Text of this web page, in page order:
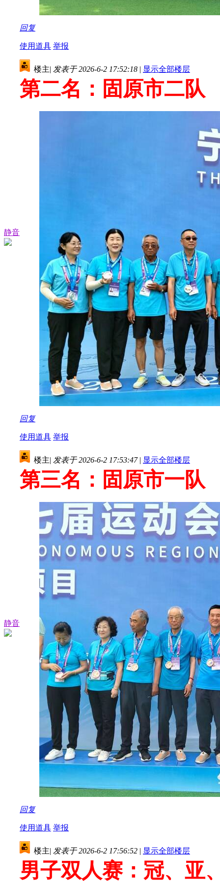
回复
使用道具 举报
静音
楼主| 发表于 2026-6-2 17:52:18 | 显示全部楼层
第二名：固原市二队
回复
使用道具 举报
静音
楼主| 发表于 2026-6-2 17:53:47 | 显示全部楼层
第三名：固原市一队
回复
使用道具 举报
楼主| 发表于 2026-6-2 17:56:52 | 显示全部楼层
男子双人赛：冠、亚